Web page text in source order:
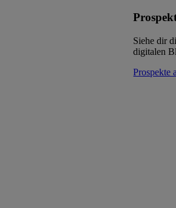
Siehe dir
digitalen
Prospekte